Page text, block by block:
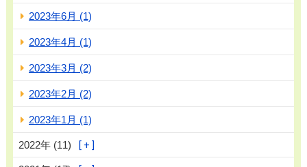
2023年6月 (1)
2023年4月 (1)
2023年3月 (2)
2023年2月 (2)
2023年1月 (1)
2022年 (11)